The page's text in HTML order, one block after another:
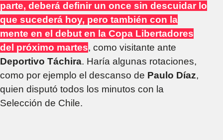
parte, deberá definir un once sin descuidar lo
que sucederá hoy, pero también con la
mente en el debut en la Copa Libertadores
del próximo martes, como visitante ante
Deportivo Táchira. Haría algunas rotaciones,
como por ejemplo el descanso de Paulo Díaz,
quien disputó todos los minutos con la
Selección de Chile.